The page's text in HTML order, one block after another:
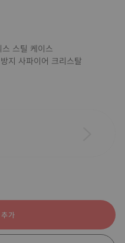
스틸 케이스
지 사파이어 크리스탈
가